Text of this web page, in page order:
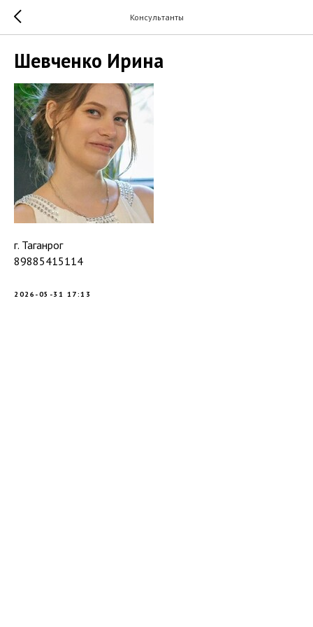
Консультанты
Шевченко Ирина
г. Таганрог
89885415114
2026-05-31 17:13